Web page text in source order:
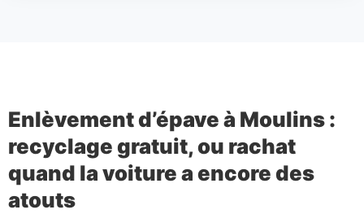
Enlèvement d’épave à Moulins :
recyclage gratuit, ou rachat
quand la voiture a encore des
atouts